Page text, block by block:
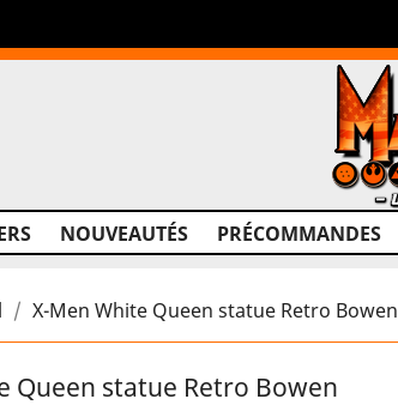
NOUVEAUTÉS PRÉCOMMANDES
X-Men White Queen statue Retro Bowen
Queen statue Retro Bowen